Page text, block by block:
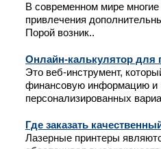
В современном мире
привлечения
Порой возник..
Онлайн-калькулятор для
Это веб-инструмент,
финансовую информацию и
персонализированных
Где заказать
Лазерные принтеры